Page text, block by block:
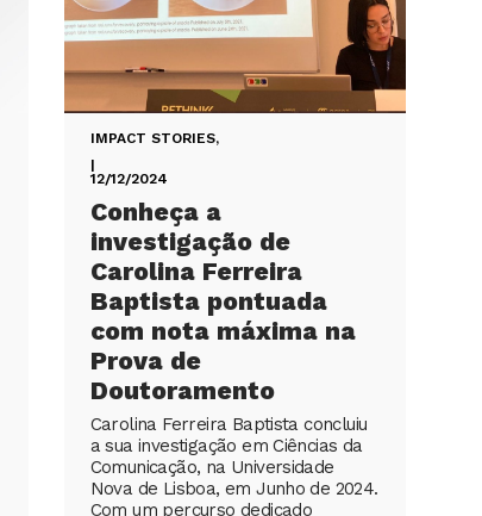
IMPACT STORIES,
|
12/12/2024
Conheça a
investigação de
Carolina Ferreira
Baptista pontuada
com nota máxima na
Prova de
Doutoramento
Carolina Ferreira Baptista concluiu
a sua investigação em Ciências da
Comunicação, na Universidade
Nova de Lisboa, em Junho de 2024.
Com um percurso dedicado